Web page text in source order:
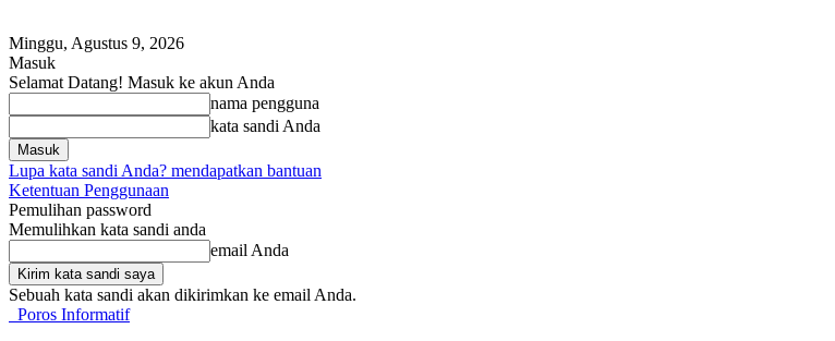
Minggu, Agustus 9, 2026
Masuk
Selamat Datang! Masuk ke akun Anda
nama pengguna
kata sandi Anda
Lupa kata sandi Anda? mendapatkan bantuan
Ketentuan Penggunaan
Pemulihan password
Memulihkan kata sandi anda
email Anda
Sebuah kata sandi akan dikirimkan ke email Anda.
Poros Informatif